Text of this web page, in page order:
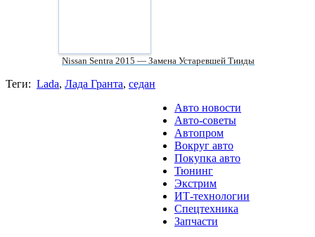
Nissan Sentra 2015 — Замена Устаревшей Тииды
Теги: Lada, Лада Гранта, седан
Авто новости
Авто-советы
Автопром
Вокруг авто
Покупка авто
Тюнинг
Экстрим
ИТ-технологии
Спецтехника
Запчасти